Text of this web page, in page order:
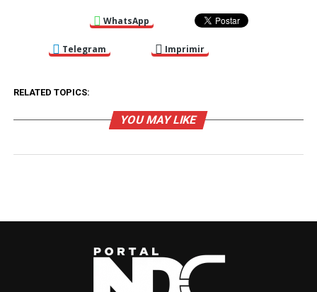
WhatsApp
Telegram Imprimir
RELATED TOPICS:
YOU MAY LIKE